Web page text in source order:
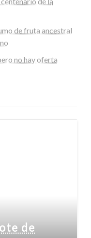
de fruta ancestral
no hay oferta
de